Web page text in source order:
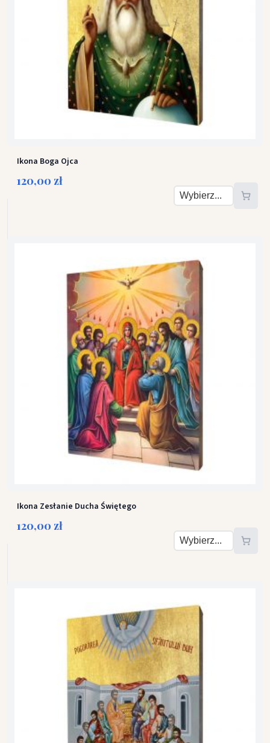
Ikona Boga Ojca
120,00 zł
Ikona Zesłanie Ducha Świętego
120,00 zł